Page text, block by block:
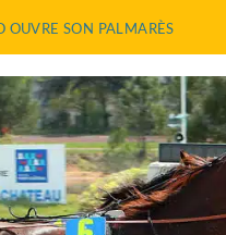
OUVRE SON PALMARÈS